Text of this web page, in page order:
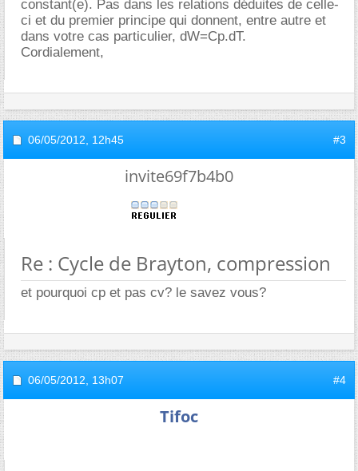
constant(e). Pas dans les relations déduites de celle-
ci et du premier principe qui donnent, entre autre et
dans votre cas particulier, dW=Cp.dT.
Cordialement,
06/05/2012, 12h45 #3
invite69f7b4b0
Re : Cycle de Brayton, compression
et pourquoi cp et pas cv? le savez vous?
06/05/2012, 13h07 #4
Tifoc